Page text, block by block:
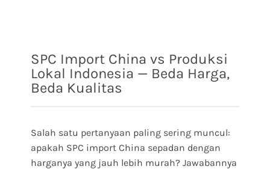
SPC Import China vs Produksi
Lokal Indonesia — Beda Harga,
Beda Kualitas
Salah satu pertanyaan paling sering muncul:
apakah SPC import China sepadan dengan
harganya yang jauh lebih murah? Jawabannya